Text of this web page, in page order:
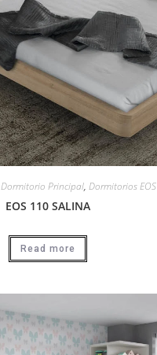
Dormitorio Principal, Dormitorios EOS
EOS 110 SALINA
Read more